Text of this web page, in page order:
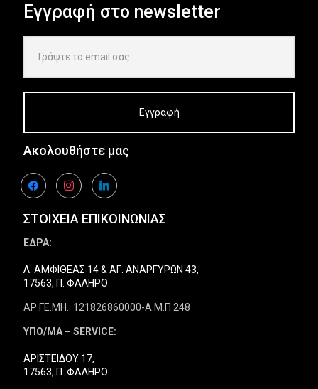
Εγγραφή στο newsletter
Ακολουθήστε μας
facebookinstagramlinkedin
ΣΤΟΙΧΕΙΑ ΕΠΙΚΟΙΝΩΝΙΑΣ
ΕΔΡΑ:
Λ. ΑΜΦΙΘΕΑΣ 14 & ΑΓ. ΑΝΑΡΓΥΡΩΝ 43,
17563, Π. ΦΑΛΗΡΟ
ΑΡ.ΓΕ.ΜΗ.: 121826860000-Α.Μ.Π 248
ΥΠΟ/ΜΑ – SERVICE:
ΑΡΙΣΤΕΙΔΟΥ 17,
17563, Π. ΦΑΛΗΡΟ